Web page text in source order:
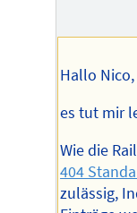
Hallo Nico,
es tut mir
Wie die
404
zulässig,